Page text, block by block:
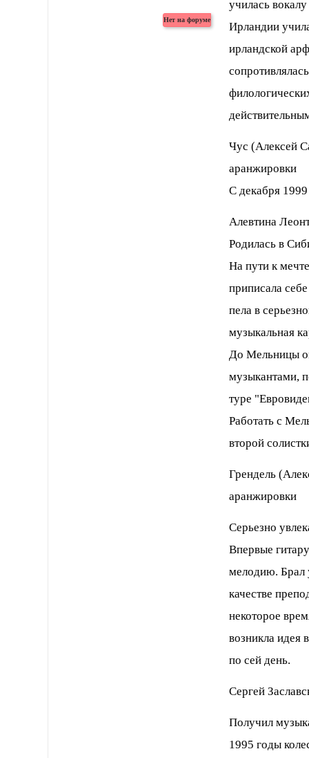
училась
Ирландии
ирландской
Чус (Алексей
аранжировки
C декабря
Алевтина
Родилась в
На пути к
приписала
пела в
музыкальная
До Мельницы
музыкантами,
туре
Работать с
второй
Грендель
аранжировки
Cерьезно
Впервые
мелодию. Брал
качестве
некоторое
возникла идея
по сей день.
Сергей
Получил
1995 годы